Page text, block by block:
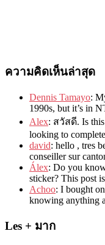
ความคิดเห็นล่าสุด
Dennis Tamayo:
1990s, but it’s in
Alex: สวัสดี. Is
looking to
david: hello , tres
conseiller sur
Álex: Do you
sticker? This post
Achoo: I bought
knowing anything
Les + มาก